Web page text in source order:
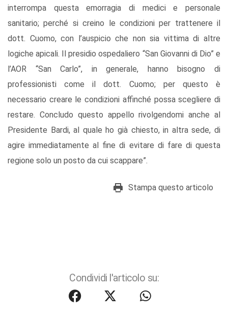
interrompa questa emorragia di medici e personale
sanitario; perché si creino le condizioni per trattenere il
dott. Cuomo, con l’auspicio che non sia vittima di altre
logiche apicali. Il presidio ospedaliero “San Giovanni di Dio” e
l’AOR “San Carlo”, in generale, hanno bisogno di
professionisti come il dott. Cuomo; per questo è
necessario creare le condizioni affinché possa scegliere di
restare. Concludo questo appello rivolgendomi anche al
Presidente Bardi, al quale ho già chiesto, in altra sede, di
agire immediatamente al fine di evitare di fare di questa
regione solo un posto da cui scappare”.
Stampa questo articolo
Condividi l'articolo su: